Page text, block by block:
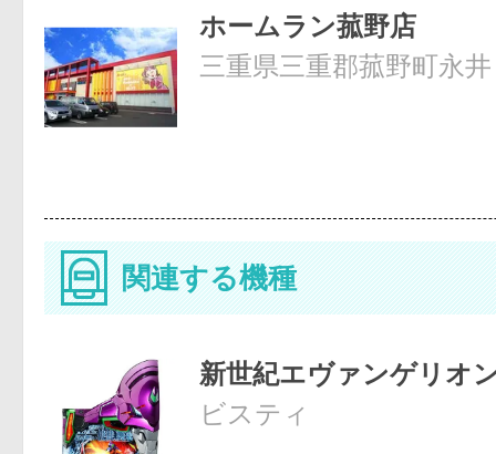
ホームラン菰野店
三重県三重郡菰野町永
関連する機種
新世紀エヴァンゲリオ
ビスティ